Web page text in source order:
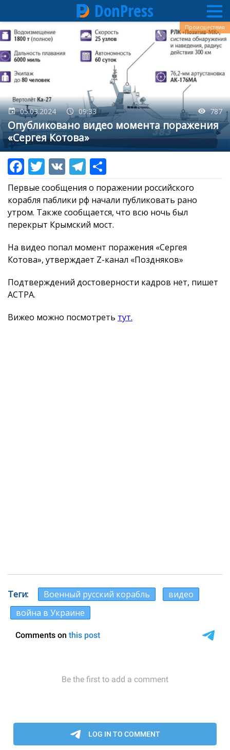
Перейти
к
основному
содержанию
DonPress
05.03.2024 09:33 787
Опубликовано видео момента поражения
«Сергея Котова»
Происшествия
Первые сообщения о поражении российского
корабля паблики рф начали публиковать рано
утром. Также сообщается, что всю ночь был
перекрыт Крымский мост.
На видео попал момент поражения «Сергея
Котова», утверждает Z-канал «Поздняков»
Подтверждений достоверности кадров нет, пишет
АСТРА.
Вижео можно посмотреть тут.
Теги Военный русский корабль
видео
война в Украине